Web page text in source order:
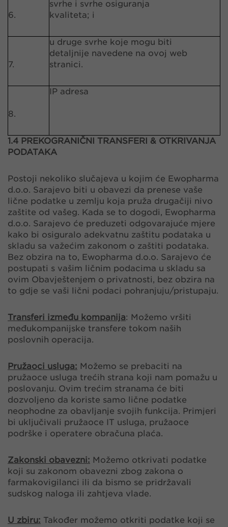
6.
svrhe i svrhe osiguranja
kvaliteta; i
7.
u druge svrhe koje mogu biti
detaljnije navedene na ovoj web
stranici.
8.
IP adresa
1.4 PREKOGRANIČNI TRANSFERI & OTKRIVANJA
PODATAKA
Postoji nekoliko slučajeva u kojim će Ewopharma
d.o.o. Sarajevo biti u obavezi da prenese vaše
lične podatke u zemlju koja pruža drugačiji nivo
zaštite od vašeg. Kada se to dogodi, Ewopharma
d.o.o. Sarajevo će preduzeti odgovarajuće mjere
kako bi osiguralo adekvatnu zaštitu podataka u
skladu sa važećim zakonom o zaštiti podataka.
Bez obzira na to, Ewopharma d.o.o. Sarajevo će
postupati s vašim ličnim podacima u skladu sa
ovim Obavještenjem o privatnosti, bez obzira na
to gdje se vaši lični podaci pohranjuju/pristupaju.
Transferi između kompanija: Možemo vršiti
međukompanijske transfere tokom naših
poslovnih operacija.
Pružaoci usluga: Možemo se prebaciti na
pružaoce usluga trećih strana koji nam pomažu u
poslovanju. Ovim trećim stranama će biti
dozvoljeno da koriste samo lične podatke
neophodne za obavljanje svojih funkcija. Primjeri
bi uključivali pružaoce IT usluga, pružaoce
podrške i operatere obračuna plaća.
Zakonski obavezni: Možemo otkrivati podatke
koji su zakonom obavezni zbog zakona o
farmakovigilanci ili da bismo se pridržavali
sudskog naloga ili zahtjeva vlade.
U zbiru: Također možemo otkriti podatke koji se